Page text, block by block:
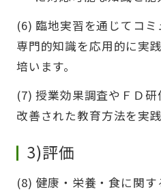
(6) 臨地実習を通じてコ
専門的知識を応用的に実
培います。
(7) 授業効果調査やＦＤ
改善された教育方法を実践
3)評価
(8) 健康・栄養・食に関